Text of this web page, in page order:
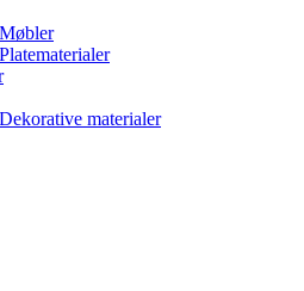
Møbler
Platematerialer
Dekorative materialer